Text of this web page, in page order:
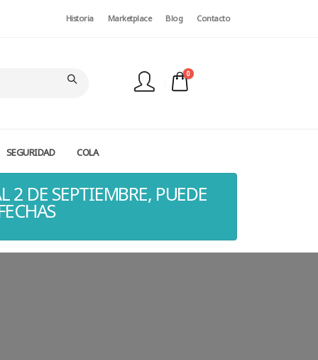
Historia Marketplace Blog Contacto
0
SEGURIDAD COLA
2 DE SEPTIEMBRE, PUEDE